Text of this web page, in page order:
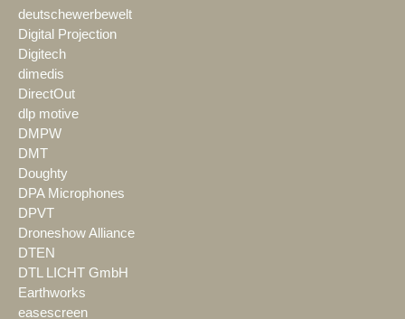
deutschewerbewelt
Digital Projection
Digitech
dimedis
DirectOut
dlp motive
DMPW
DMT
Doughty
DPA Microphones
DPVT
Droneshow Alliance
DTEN
DTL LICHT GmbH
Earthworks
easescreen